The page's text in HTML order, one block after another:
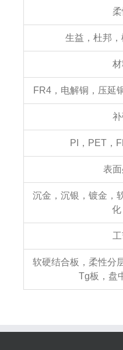
生益，杜邦
FR4，电解铜，压延
PI，PET，
表
沉金，沉银，镀金，
化
软硬结合板，柔性分
Tg板，盘